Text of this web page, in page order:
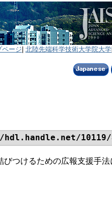
ページ 北陸先端科学技術大学院大学
10119/
つけるための広報支援手法